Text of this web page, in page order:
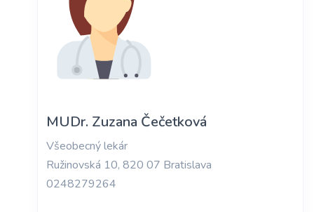
MUDr. Zuzana Čečetková
Všeobecný lekár
Ružinovská 10, 820 07 Bratislava
0248279264